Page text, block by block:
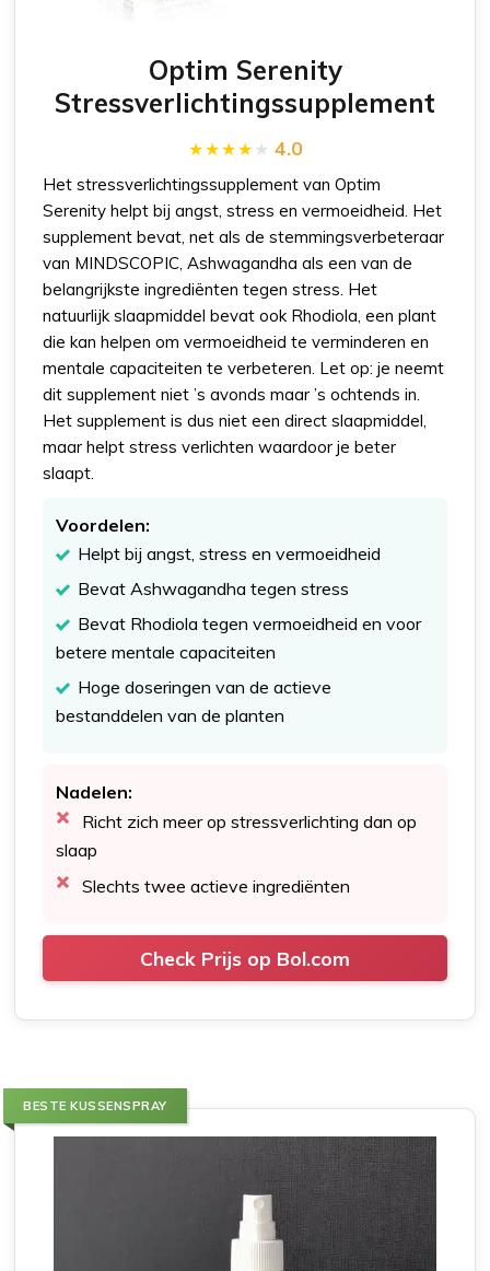
Optim Serenity
Stressverlichtingssupplement
4.0
Het stressverlichtingssupplement van Optim
Serenity helpt bij angst, stress en vermoeidheid. Het
supplement bevat, net als de stemmingsverbeteraar
van MINDSCOPIC, Ashwagandha als een van de
belangrijkste ingrediënten tegen stress. Het
natuurlijk slaapmiddel bevat ook Rhodiola, een plant
die kan helpen om vermoeidheid te verminderen en
mentale capaciteiten te verbeteren. Let op: je neemt
dit supplement niet ’s avonds maar ’s ochtends in.
Het supplement is dus niet een direct slaapmiddel,
maar helpt stress verlichten waardoor je beter
slaapt.
Voordelen:
Helpt bij angst, stress en vermoeidheid
Bevat Ashwagandha tegen stress
Bevat Rhodiola tegen vermoeidheid en voor
betere mentale capaciteiten
Hoge doseringen van de actieve
bestanddelen van de planten
Nadelen:
Richt zich meer op stressverlichting dan op
slaap
Slechts twee actieve ingrediënten
Check Prijs op Bol.com
BESTE KUSSENSPRAY